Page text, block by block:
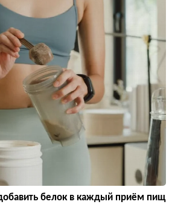
белок в каждый приём пищ